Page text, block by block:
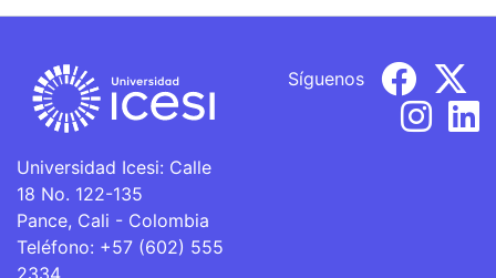
Universidad Icesi: Calle
18 No. 122-135
Pance, Cali - Colombia
Teléfono: +57 (602) 555
2334
Síguenos